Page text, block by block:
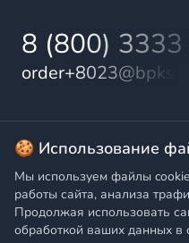
8 (800) 3333
order+8023@bpks.ru
© 2025
высококачественной
Политика
🍪 Использование
Мы используем файлы
работы сайта, анализа
Продолжая использовать
обработкой ваших данных в